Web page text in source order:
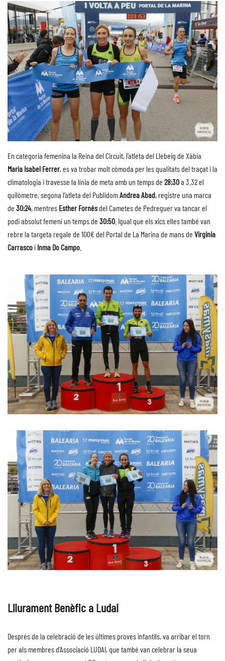
En categoria femenina la Reina del Circuit, l’atleta del Llebeig de Xàbia
María Isabel Ferrer, es va trobar molt còmoda per les qualitats del traçat i la
climatologia i travesse la línia de meta amb un temps de 28:30a 3.32 el
quilòmetre, segona l’atleta del PublidomAndrea Abad, registre una marca
de 30:24, mentres Esther Fornésdel Cametes de Pedreguer va tancar el
podi absolut femení un temps de 30:50 . Igual que els xics elles també van
rebre la targeta regale de 100€ del Portal de La Marina de mans de Virginia
Carrasco i Inma Do Campo
Lliurament Benèfic a Ludai
Després de la celebració de les últimes proves infantils, va arribar el torn
per als membres d’Associació LUDAI, que també van celebrar la seua